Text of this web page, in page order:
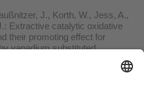
J., Korth, W., Jess, A.,
Extractive catalytic oxidative
their promoting effect for
vanadium substituted
oxygen. distribution. Energy